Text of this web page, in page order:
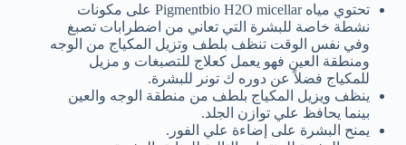
تحتوي مياه Pigmentbio H2O micellar على مكونات
نشطة خاصة للبشرة التي تعاني من اضطرابات تصبغ
وفي نفس الوقت تنظف بلطف وتزيل المكياج من الوجه
ومنطقة العين فهو يعمل كعلاج للتصبغات و مزيل
للمكياج فضلاً عن دوره ك تونر للبشرة.
ينظف ويزيل المكياج بلطف من منطقة الوجه والعين
بينما يحافظ علي توازن الجلد.
يمنح البشرة على إضاءة علي الفور.